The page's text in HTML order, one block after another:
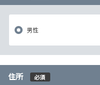
男性
住所 必須